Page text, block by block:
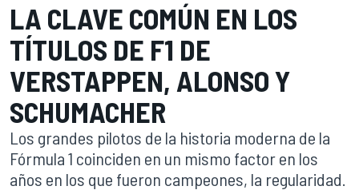
LA CLAVE COMÚN EN LOS
TÍTULOS DE F1 DE
VERSTAPPEN, ALONSO Y
SCHUMACHER
Los grandes pilotos de la historia moderna de la
Fórmula 1 coinciden en un mismo factor en los
años en los que fueron campeones, la regularidad.